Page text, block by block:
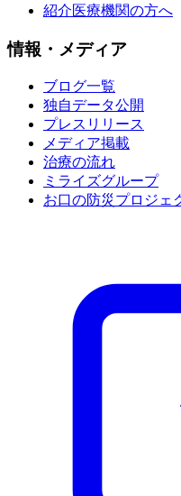
紹介医療機関の方へ
情報・メディア
ブログ一覧
独自データ公開
プレスリリース
メディア掲載
治療の流れ
ミライズグループ
お口の防災プロジェ